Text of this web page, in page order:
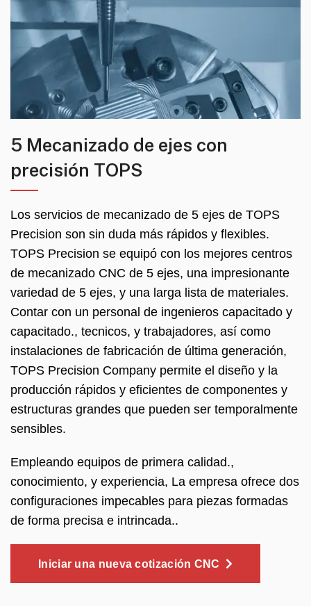
5 Mecanizado de ejes con
precisión TOPS
Los servicios de mecanizado de 5 ejes de TOPS
Precision son sin duda más rápidos y flexibles.
TOPS Precision se equipó con los mejores centros
de mecanizado CNC de 5 ejes, una impresionante
variedad de 5 ejes, y una larga lista de materiales.
Contar con un personal de ingenieros capacitado y
capacitado., tecnicos, y trabajadores, así como
instalaciones de fabricación de última generación,
TOPS Precision Company permite el diseño y la
producción rápidos y eficientes de componentes y
estructuras grandes que pueden ser temporalmente
sensibles.
Empleando equipos de primera calidad.,
conocimiento, y experiencia, La empresa ofrece dos
configuraciones impecables para piezas formadas
de forma precisa e intrincada..
Iniciar una nueva cotización CNC